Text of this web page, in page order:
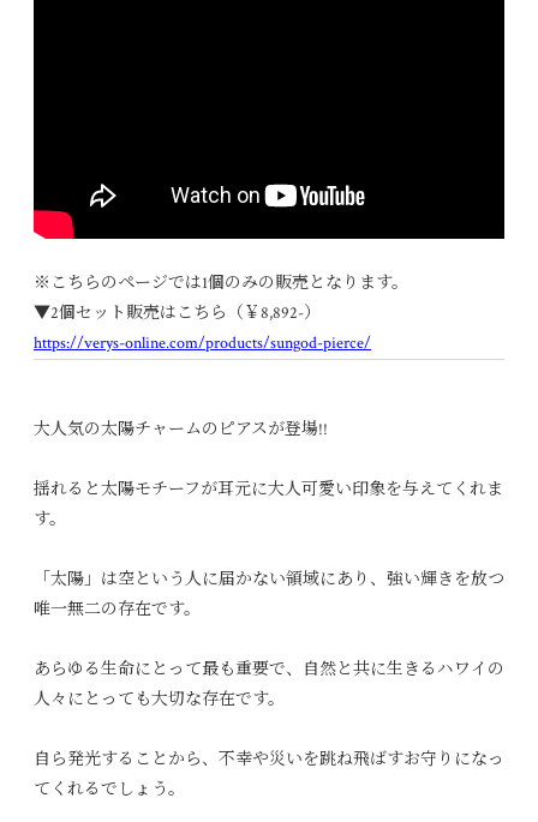
ここにURL
※こちらのページでは1個のみの販売となります。
▼2個セット販売はこちら
（￥8,892-）
https://verys-online.com/products/sungod-pierce/
大人気の太陽チャームのピアスが登場!!
揺れると太陽モチーフが耳元に大人可愛い印象を与えてくれま
す。
「太陽」は空という人に届かない領域にあり、強い輝きを放つ
唯一無二の存在です。
あらゆる生命にとって最も重要で、自然と共に生きるハワイの
人々にとっても大切な存在です。
自ら発光することから、不幸や災いを跳ね飛ばすお守りになっ
てくれるでしょう。